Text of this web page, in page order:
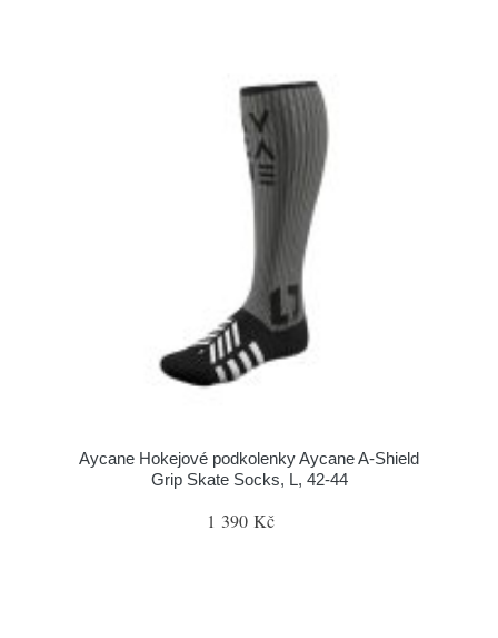
Aycane Hokejové podkolenky Aycane A-Shield
Grip Skate Socks, L, 42-44
1 390 Kč